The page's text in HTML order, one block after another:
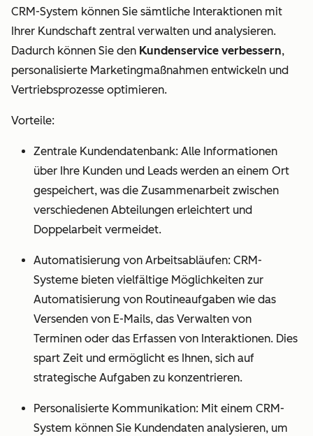
CRM-System können Sie sämtliche Interaktionen mit
Ihrer Kundschaft zentral verwalten und analysieren.
Dadurch können Sie den Kundenservice verbessern,
personalisierte Marketingmaßnahmen entwickeln und
Vertriebsprozesse optimieren.
Vorteile:
Zentrale Kundendatenbank: Alle Informationen
über Ihre Kunden und Leads werden an einem Ort
gespeichert, was die Zusammenarbeit zwischen
verschiedenen Abteilungen erleichtert und
Doppelarbeit vermeidet.
Automatisierung von Arbeitsabläufen: CRM-
Systeme bieten vielfältige Möglichkeiten zur
Automatisierung von Routineaufgaben wie das
Versenden von E-Mails, das Verwalten von
Terminen oder das Erfassen von Interaktionen. Dies
spart Zeit und ermöglicht es Ihnen, sich auf
strategische Aufgaben zu konzentrieren.
Personalisierte Kommunikation: Mit einem CRM-
System können Sie Kundendaten analysieren, um